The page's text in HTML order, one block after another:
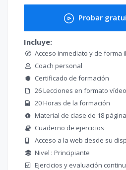
Probar
Incluye:
Acceso inmediato y de forma
Coach personal
Certificado de formación
26 Lecciones en formato vídeo
20 Horas de la formación
Material de clase de 18
Cuaderno de ejercicios
Acceso a la web desde su
Nivel : Principiante
Ejercicios y evaluación